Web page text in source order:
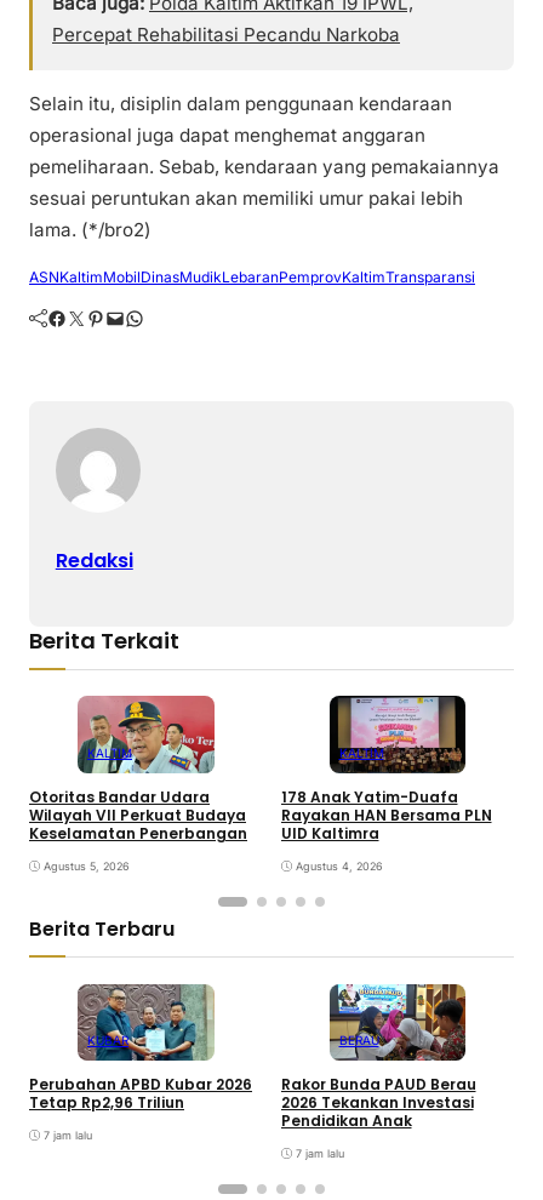
Percepat Rehabilitasi Pecandu Narkoba
Selain itu, disiplin dalam penggunaan kendaraan
operasional juga dapat menghemat anggaran
pemeliharaan. Sebab, kendaraan yang pemakaiannya
sesuai peruntukan akan memiliki umur pakai lebih
lama. (*/bro2)
ASNKaltimMobilDinasMudikLebaranPemprovKaltimTransparansi
Facebook Twitter Pinterest Mail WhatsApp
Redaksi
Berita Terkait
KALTIM
Otoritas Bandar Udara
Wilayah VII Perkuat Budaya
Keselamatan Penerbangan
Agustus 5, 2026
KALTIM
178 Anak Yatim-Duafa
Rayakan HAN Bersama PLN
UID Kaltimra
Agustus 4, 2026
Berita Terbaru
KUBAR
Perubahan APBD Kubar 2026
Tetap Rp2,96 Triliun
7 jam lalu
BERAU
Rakor Bunda PAUD Berau
2026 Tekankan Investasi
Pendidikan Anak
7 jam lalu